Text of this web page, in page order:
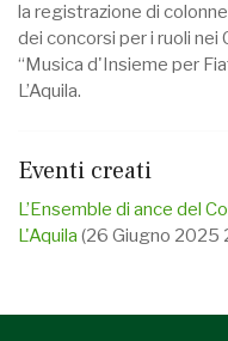
la registrazione di
dei concorsi per i ruoli
“Musica d'Insieme per
L’Aquila.
Eventi creati
L’Ensemble di ance del
L'Aquila (26 Giugno 2025